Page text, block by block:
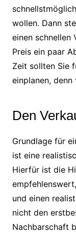
wollen. Dann
einen schnellen
Preis ein paar
Zeit sollten Sie
einplanen,
Den
Grundlage für
ist eine
Hierfür ist die
und einen
nicht den
Nachbarschaft